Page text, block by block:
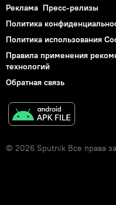
Реклама Пресс-релизы
Политика
Политика использования
Правила применения
технологий
Обратная связь
© 2026 Sputnik Все права